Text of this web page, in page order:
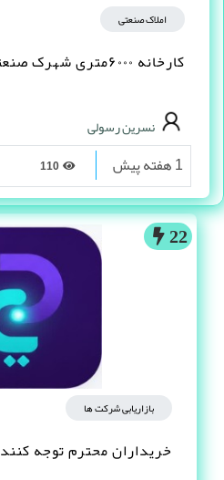
22
بازاریابی شرکت ها
خریداران محترم توجه کنند
املاک صنعتی
کارخانه ۶۰۰۰متری شهرک صنعتی شکوهیه قم
نسرین رسولی
1 هفته پیش